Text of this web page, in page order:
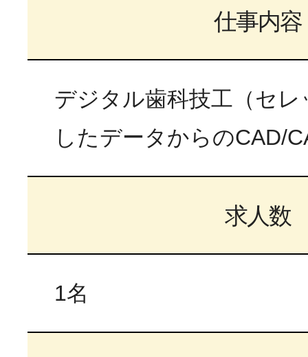
仕事内容
デジタル歯科技工（セ
したデータからのCAD/
求人数
1名